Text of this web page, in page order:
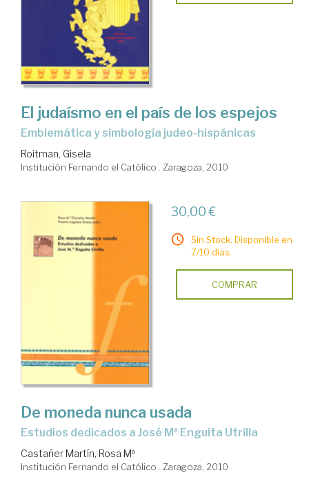
El judaísmo en el país de los espejos
emblemática y simbología judeo-hispánicas
Roitman, Gisela
Institución Fernando el Católico . Zaragoza, 2010
30,00 €
Sin Stock. Disponible en
7/10 días.
COMPRAR
De moneda nunca usada
estudios dedicados a José Mª Enguita Utrilla
Castañer Martín, Rosa Mª
Institución Fernando el Católico . Zaragoza, 2010